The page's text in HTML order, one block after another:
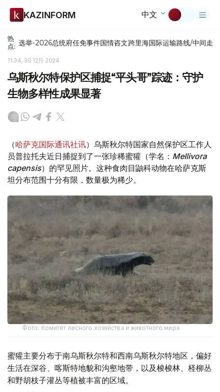
KAZINFORM 中文
热
点: 选举-2026总统府任免事件国情咨文跨里海国际运输路线/中间走廊
11:34, 30 12月 2024
乌斯秋尔特保护区捕捉“平头哥”踪迹：守护
生物多样性成果显著
（哈萨克国际通讯社讯）乌斯秋尔特国家自然保护区工作人
员普拉托夫近日捕捉到了一张珍稀蜜獾（学名： Mellivora
capensis）的罕见照片。这种食肉目鼬科动物在哈萨克斯
坦分布范围十分有限，数量极为稀少。
Фото: Комитет лесного хозяйства и животного мира
蜜獾主要分布于南乌斯秋尔特和西南乌斯秋尔特地区，偏好
生活在深谷、喀斯特地貌和沟壑地带，以及梭梭林、柽柳丛
和野胡枝子灌丛等植被丰富的区域。